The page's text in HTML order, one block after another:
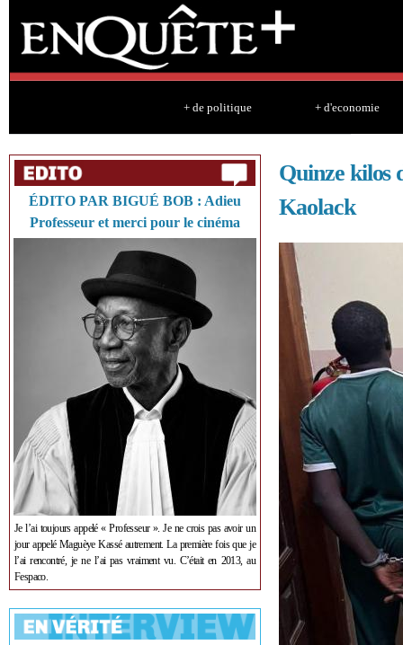
+ de politique + d'economie
ÉDITO PAR BIGUÉ BOB : Adieu
Professeur et merci pour le cinéma
Je l’ai toujours appelé « Professeur ». Je ne crois pas avoir un
jour appelé Maguèye Kassé autrement. La première fois que je
l’ai rencontré, je ne l’ai pas vraiment vu. C’était en 2013, au
Fespaco.
Quinze kilos
Kaolack